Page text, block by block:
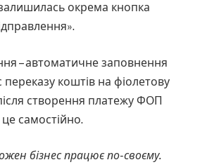
окрема кнопка
– автоматичне заповнення
переказу коштів на фіолетову
створення платежу ФОП
самостійно.
бізнес працює по-своєму.